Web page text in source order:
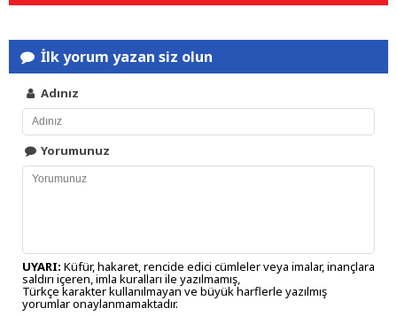
İlk yorum yazan siz olun
Adınız
Yorumunuz
UYARI: Küfür, hakaret, rencide edici cümleler veya imalar, inançlara
saldırı içeren, imla kuralları ile yazılmamış,
Türkçe karakter kullanılmayan ve büyük harflerle yazılmış
yorumlar onaylanmamaktadır.